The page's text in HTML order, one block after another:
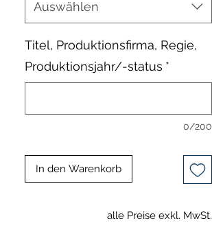
Auswählen
Titel, Produktionsfirma, Regie,
Produktionsjahr/-status *
0/200
In den Warenkorb
alle Preise exkl. MwSt.